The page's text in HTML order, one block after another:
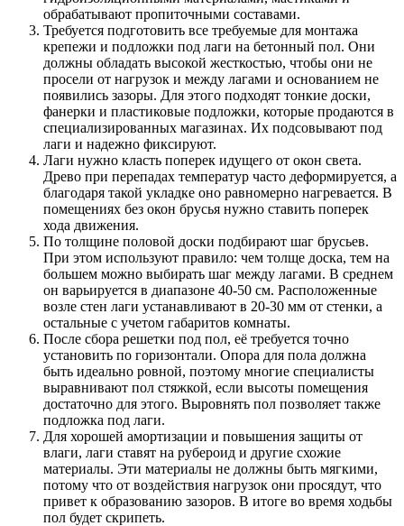
обрабатывают пропиточными составами.
Требуется подготовить все требуемые для монтажа
крепежи и подложки под лаги на бетонный пол. Они
должны обладать высокой жесткостью, чтобы они не
просели от нагрузок и между лагами и основанием не
появились зазоры. Для этого подходят тонкие доски,
фанерки и пластиковые подложки, которые продаются в
специализированных магазинах. Их подсовывают под
лаги и надежно фиксируют.
Лаги нужно класть поперек идущего от окон света.
Древо при перепадах температур часто деформируется, а
благодаря такой укладке оно равномерно нагревается. В
помещениях без окон брусья нужно ставить поперек
хода движения.
По толщине половой доски подбирают шаг брусьев.
При этом используют правило: чем толще доска, тем на
большем можно выбирать шаг между лагами. В среднем
он варьируется в диапазоне 40-50 см. Расположенные
возле стен лаги устанавливают в 20-30 мм от стенки, а
остальные с учетом габаритов комнаты.
После сбора решетки под пол, её требуется точно
установить по горизонтали. Опора для пола должна
быть идеально ровной, поэтому многие специалисты
выравнивают пол стяжкой, если высоты помещения
достаточно для этого. Выровнять пол позволяет также
подложка под лаги.
Для хорошей амортизации и повышения защиты от
влаги, лаги ставят на рубероид и другие схожие
материалы. Эти материалы не должны быть мягкими,
потому что от воздействия нагрузок они просядут, что
привет к образованию зазоров. В итоге во время ходьбы
пол будет скрипеть.